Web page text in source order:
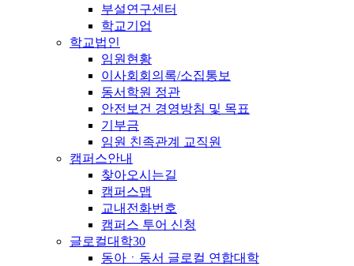
부설연구센터
학교기업
학교법인
임원현황
이사회회의록/소집통보
동서학원 정관
안전보건 경영방침 및 목표
기부금
임원 친족관계 교직원
캠퍼스안내
찾아오시는길
캠퍼스맵
교내전화번호
캠퍼스 투어 신청
글로컬대학30
동아ㆍ동서 글로컬 연합대학